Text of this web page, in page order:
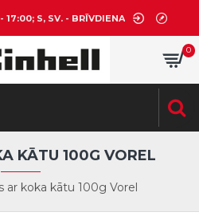
17:00; S, SV. - BRĪVDIENA
0
ar koka kātu 100g Vorel
KĀTU 100G VOREL